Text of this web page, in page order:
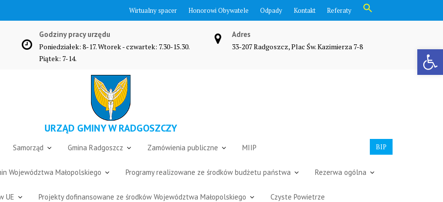
Otwórz pasek narzędzi
Wirtualny spacer Honorowi Obywatele Odpady Kontakt Referaty
Search Button
Godziny pracy urzędu
Poniedziałek: 8-17. Wtorek - czwartek: 7.30-15.30.
Piątek: 7-14.
Adres
33-207 Radgoszcz, Plac Św. Kazimierza 7-8
URZĄD GMINY W RADGOSZCZY
BIP
Samorząd Gmina Radgoszcz Zamówienia publiczne MIIP
Województwa Małopolskiego Programy realizowane ze środków budżetu państwa Rezerwa ogólna
UE Projekty dofinansowane ze środków Województwa Małopolskiego Czyste Powietrze